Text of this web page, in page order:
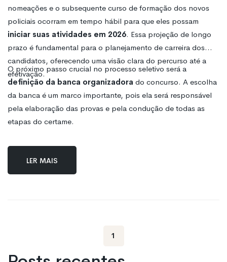
nomeações e o subsequente curso de formação dos novos
policiais ocorram em tempo hábil para que eles possam
iniciar suas atividades em 2026. Essa projeção de longo
prazo é fundamental para o planejamento de carreira dos
candidatos, oferecendo uma visão clara do percurso até a
efetivação.
O próximo passo crucial no processo seletivo será a
definição da banca organizadora do concurso. A escolha
da banca é um marco importante, pois ela será responsável
pela elaboração das provas e pela condução de todas as
etapas do certame.
Ler mais
1